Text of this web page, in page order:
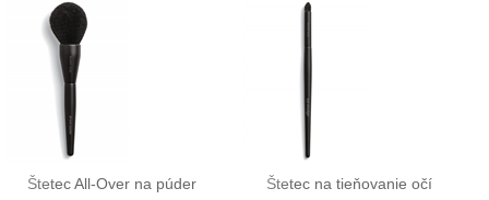
Štetec All-Over na púder Štetec na tieňovanie očí